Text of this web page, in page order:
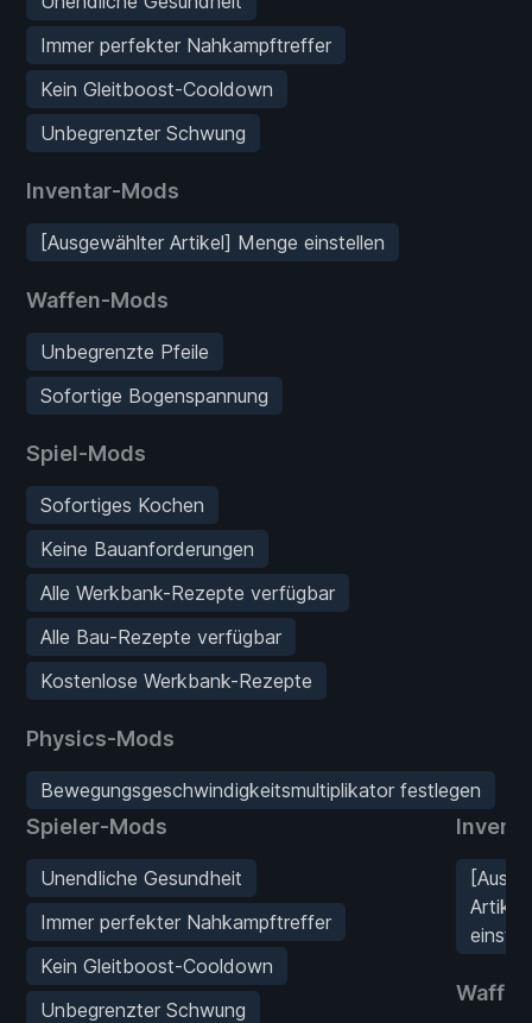
Immer perfekter Nahkampftreffer
Kein Gleitboost-Cooldown
Unbegrenzter Schwung
Inventar-Mods
[Ausgewählter Artikel] Menge einstellen
Waffen-Mods
Unbegrenzte Pfeile
Sofortige Bogenspannung
Spiel-Mods
Sofortiges Kochen
Keine Bauanforderungen
Alle Werkbank-Rezepte verfügbar
Alle Bau-Rezepte verfügbar
Kostenlose Werkbank-Rezepte
Physics-Mods
Bewegungsgeschwindigkeitsmultiplikator festlegen
Spieler-Mods
Unendliche Gesundheit
Immer perfekter Nahkampftreffer
Kein Gleitboost-Cooldown
Unbegrenzter Schwung